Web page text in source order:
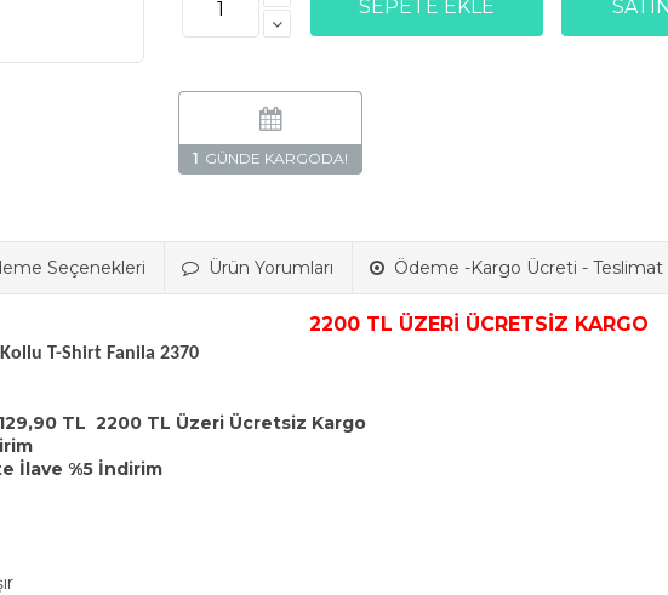
1
Seçenekleri Ürün Yorumları Ödeme -Kargo Ücreti - Teslimat
2200 TL ÜZERİ ÜCRETSİZ KARGO
Kollu T-Shirt Fanila 2370
TL 2200 TL Üzeri Ücretsiz Kargo
İlave %5 İndirim